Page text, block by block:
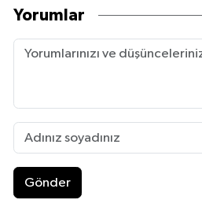
Yorumlar
Gönder